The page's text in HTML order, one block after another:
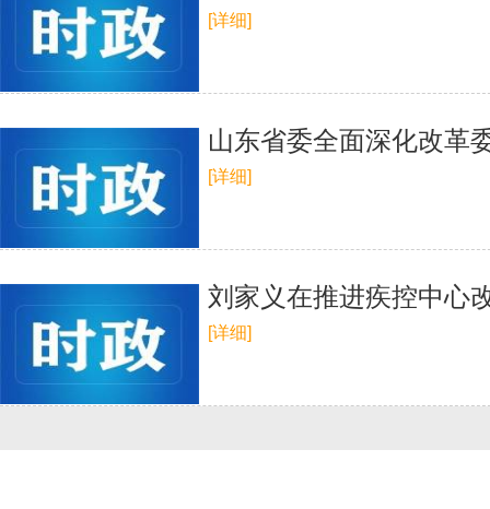
[详细]
山东省委全面深化改革
[详细]
刘家义在推进疾控中心
[详细]